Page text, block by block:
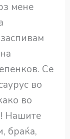
мене
Се
во
во
Нашите
браќа,